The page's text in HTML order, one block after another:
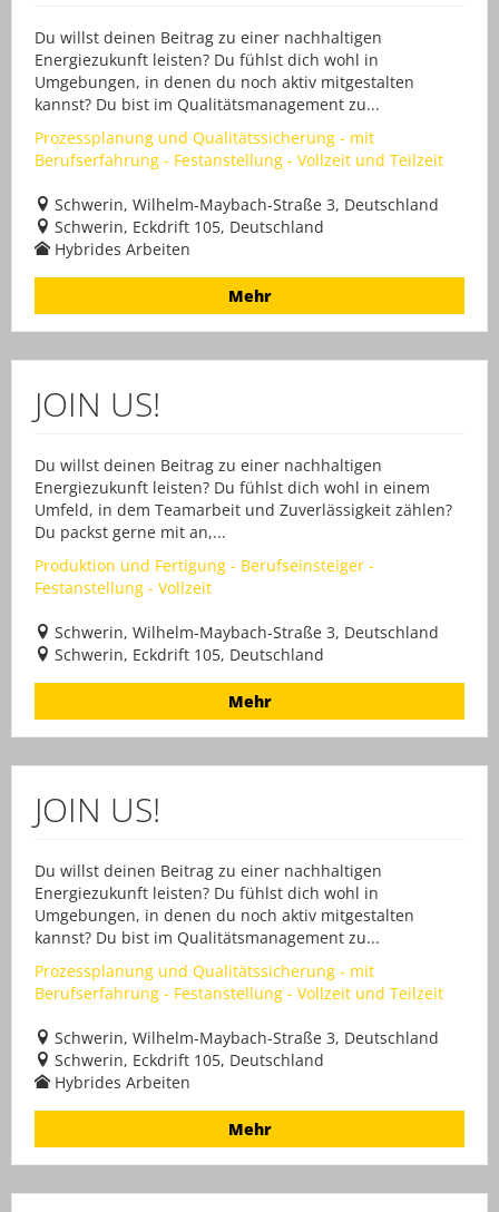
Du willst deinen Beitrag zu einer nachhaltigen
Energiezukunft leisten? Du fühlst dich wohl in
Umgebungen, in denen du noch aktiv mitgestalten
kannst? Du bist im Qualitätsmanagement zu...
Prozessplanung und Qualitätssicherung - mit
Berufserfahrung - Festanstellung - Vollzeit und Teilzeit
Schwerin, Wilhelm-Maybach-Straße 3, Deutschland
Schwerin, Eckdrift 105, Deutschland
Hybrides Arbeiten
Mehr
JOIN US!
Du willst deinen Beitrag zu einer nachhaltigen
Energiezukunft leisten? Du fühlst dich wohl in einem
Umfeld, in dem Teamarbeit und Zuverlässigkeit zählen?
Du packst gerne mit an,...
Produktion und Fertigung - Berufseinsteiger -
Festanstellung - Vollzeit
Schwerin, Wilhelm-Maybach-Straße 3, Deutschland
Schwerin, Eckdrift 105, Deutschland
Mehr
JOIN US!
Du willst deinen Beitrag zu einer nachhaltigen
Energiezukunft leisten? Du fühlst dich wohl in
Umgebungen, in denen du noch aktiv mitgestalten
kannst? Du bist im Qualitätsmanagement zu...
Prozessplanung und Qualitätssicherung - mit
Berufserfahrung - Festanstellung - Vollzeit und Teilzeit
Schwerin, Wilhelm-Maybach-Straße 3, Deutschland
Schwerin, Eckdrift 105, Deutschland
Hybrides Arbeiten
Mehr